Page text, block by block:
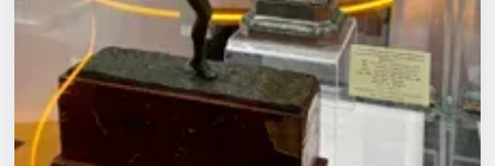
Артисты
Рейтинги